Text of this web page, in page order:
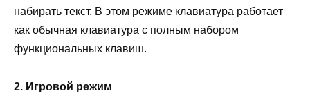
набирать текст. В этом режиме клавиатура работает
как обычная клавиатура с полным набором
функциональных клавиш.
2. Игровой режим